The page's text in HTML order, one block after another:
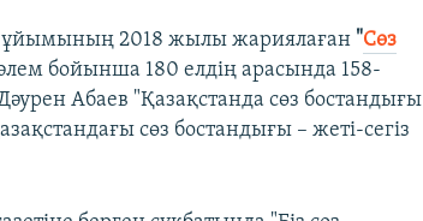
ұйымының 2018 жылы жариялаған "Сөз
бойынша 180 елдің арасында 158-
Абаев "Қазақстанда сөз бостандығы
сөз бостандығы – жеті-сегіз